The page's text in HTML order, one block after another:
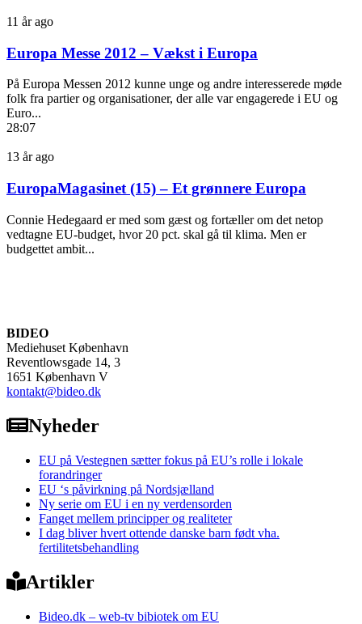
11 år ago
Europa Messe 2012 – Vækst i Europa
På Europa Messen 2012 kunne unge og andre interesserede møde
folk fra partier og organisationer, der alle var engagerede i EU og
Euro...
28:07
13 år ago
EuropaMagasinet (15) – Et grønnere Europa
Connie Hedegaard er med som gæst og fortæller om det netop
vedtagne EU-budget, hvor 20 pct. skal gå til klima. Men er
budgettet ambit...
BIDEO
Mediehuset København
Reventlowsgade 14, 3
1651 København V
kontakt@bideo.dk
Nyheder
EU på Vestegnen sætter fokus på EU’s rolle i lokale
forandringer
EU ‘s påvirkning på Nordsjælland
Ny serie om EU i en ny verdensorden
Fanget mellem principper og realiteter
I dag bliver hvert ottende danske barn født vha.
fertilitetsbehandling
Artikler
Bideo.dk – web-tv bibiotek om EU